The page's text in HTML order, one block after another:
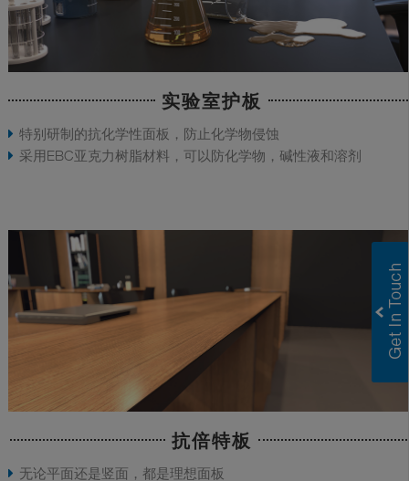
实验室护板
特别研制的抗化学性面板，防止化学物侵蚀
采用EBC亚克力树脂材料，可以防化学物，碱性液和溶剂
抗倍特板
无论平面还是竖面，都是理想面板